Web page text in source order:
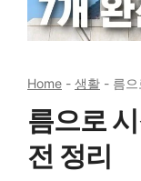
Home - 생활 - 름
름으로
전 정리